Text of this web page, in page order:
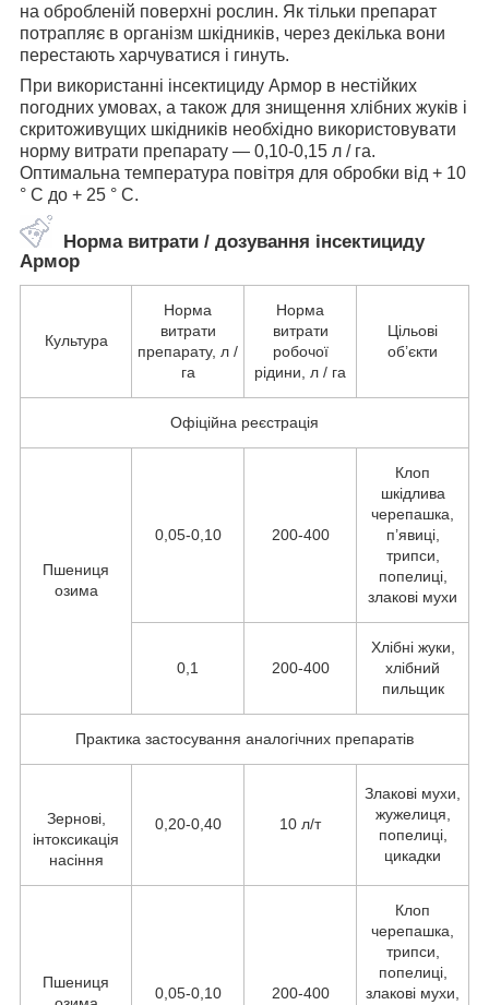
на обробленій поверхні рослин. Як тільки препарат
потрапляє в організм шкідників, через декілька вони
перестають харчуватися і гинуть.
При використанні інсектициду Армор в нестійких
погодних умовах, а також для знищення хлібних жуків і
скритоживущих шкідників необхідно використовувати
норму витрати препарату — 0,10-0,15 л / га.
Оптимальна температура повітря для обробки від + 10
° С до + 25 ° С.
Норма витрати / дозування інсектициду
Армор
Культура
Норма
витрати
препарату, л /
га
Норма
витрати
робочої
рідини, л / га
Цільові
об’єкти
Офіційна реєстрація
Пшениця
озима
0,05-0,10 200-400
Клоп
шкідлива
черепашка,
п’явиці,
трипси,
попелиці,
злакові мухи
0,1 200-400
Хлібні жуки,
хлібний
пильщик
Практика застосування аналогічних препаратів
Зернові,
інтоксикація
насіння
0,20-0,40 10 л/т
Злакові мухи,
жужелиця,
попелиці,
цикадки
Пшениця
0,05-0,10 200-400
Клоп
черепашка,
трипси,
попелиці,
злакові мухи,